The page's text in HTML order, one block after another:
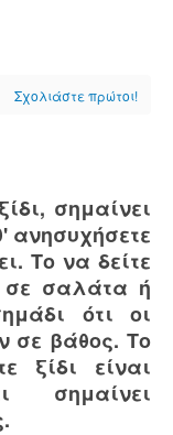
Σχολιάστε πρώτοι!
σημαίνει
ανησυχήσετε
Το να δείτε
σε σαλάτα ή
ότι οι
σε βάθος. Το
ξίδι είναι
σημαίνει